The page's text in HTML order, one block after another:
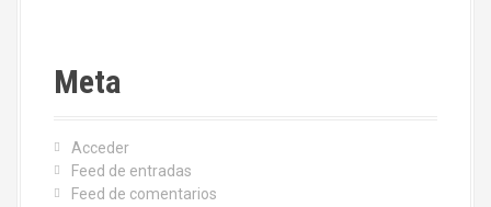
Meta
Acceder
Feed de entradas
Feed de comentarios